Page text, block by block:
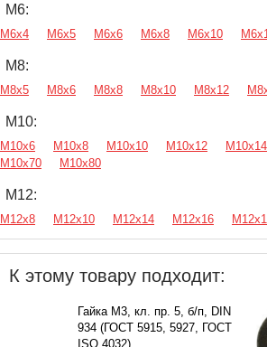
М6:
М6х4 М6х5 М6х6 М6х8 М6х10
М8:
М8х5 М8х6 М8х8 М8х10 М8х12
М10:
М10х6 М10х8 М10х10 М10х12
М10х14
М10х70
М10х80
М12:
М12х8 М12х10 М12х14 М12х16
К этому товару подходит:
Гайка М3, кл. пр. 5, б/п, DIN
934 (ГОСТ 5915, 5927, ГОСТ
ISO 4032)